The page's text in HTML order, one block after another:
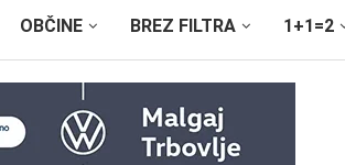
OBČINE BREZ FILTRA 1+1=2